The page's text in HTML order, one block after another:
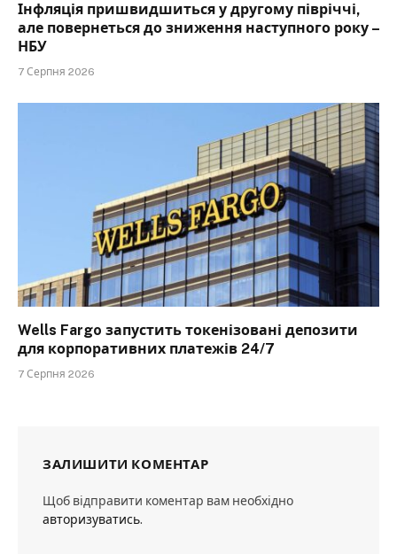
Інфляція пришвидшиться у другому півріччі,
але повернеться до зниження наступного року –
НБУ
7 Серпня 2026
Wells Fargo запустить токенізовані депозити
для корпоративних платежів 24/7
7 Серпня 2026
ЗАЛИШИТИ КОМЕНТАР
Щоб відправити коментар вам необхідно
авторизуватись.